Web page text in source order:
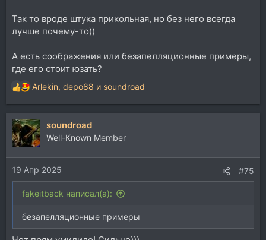
Так то вроде штука прикольная, но без него всегда
лучше почему-то))
А есть соображения или безапелляционные примеры,
где его стоит юзать?
Р
е
а
к
ц
и
и
:
Arlekin, depo88 и soundroad
soundroad
Well-Known Member
19 Апр 2025 #75
fakeitback написал(а):
безапелляционные примеры